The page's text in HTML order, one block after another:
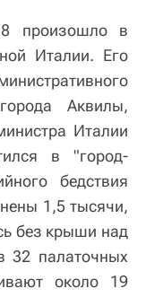
произошло в
Италии. Его
Аквилы,
Италии
в "город-
бедствия
1,5 тысячи,
без крыши над
32 палаточных
около 19